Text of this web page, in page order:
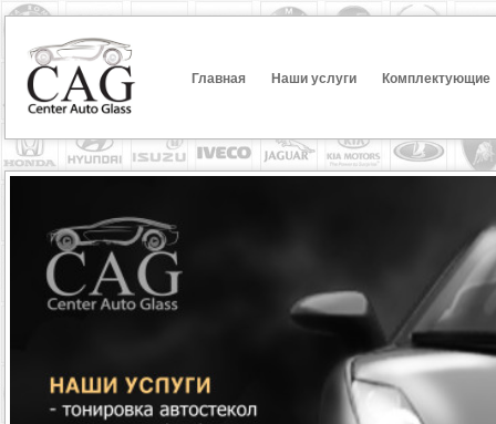
Главная Наши услуги Комплектующие